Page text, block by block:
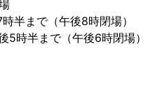
半まで（午後8時閉場）
5時半まで（午後6時閉場）